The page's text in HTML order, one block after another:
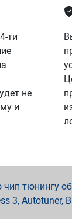
ти
не
и
тюнингу
3, Autotuner,